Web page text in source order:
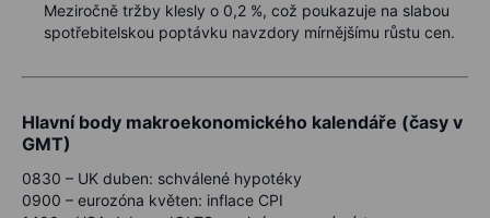
Meziročně tržby klesly o 0,2 %, což poukazuje na slabou
spotřebitelskou poptávku navzdory mírnějšímu růstu cen.
Hlavní body makroekonomického kalendáře (časy v
GMT)
0830 – UK duben: schválené hypotéky
0900 – eurozóna květen: inflace CPI